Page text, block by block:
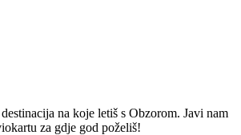
na koje letiš s Obzorom. Javi nam
za gdje god poželiš!